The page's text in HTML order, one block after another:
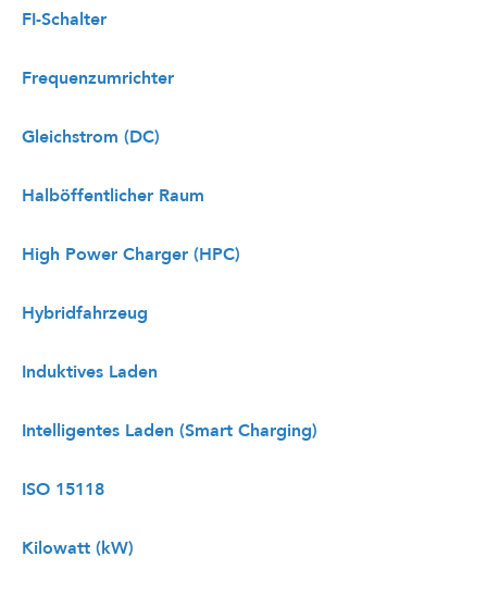
FI-Schalter
Frequenzumrichter
Gleichstrom (DC)
Halböffentlicher Raum
High Power Charger (HPC)
Hybridfahrzeug
Induktives Laden
Intelligentes Laden (Smart Charging)
ISO 15118
Kilowatt (kW)